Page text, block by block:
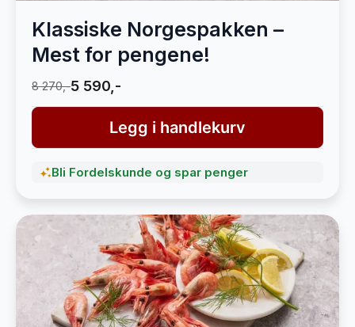
Klassiske Norgespakken –
Mest for pengene!
8 270,-5 590,-
Legg i handlekurv
Bli Fordelskunde og spar penger